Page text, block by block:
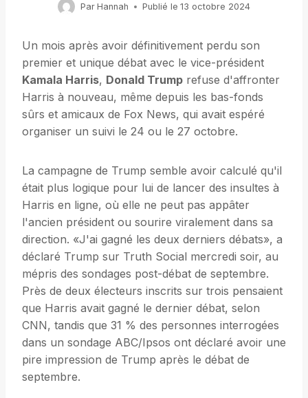
Par Hannah Publié le 13 octobre 2024
Un mois après avoir définitivement perdu son
premier et unique débat avec le vice-président
Kamala Harris, Donald Trump refuse d'affronter
Harris à nouveau, même depuis les bas-fonds
sûrs et amicaux de Fox News, qui avait espéré
organiser un suivi le 24 ou le 27 octobre.
La campagne de Trump semble avoir calculé qu'il
était plus logique pour lui de lancer des insultes à
Harris en ligne, où elle ne peut pas appâter
l'ancien président ou sourire viralement dans sa
direction. «J'ai gagné les deux derniers débats», a
déclaré Trump sur Truth Social mercredi soir, au
mépris des sondages post-débat de septembre.
Près de deux électeurs inscrits sur trois pensaient
que Harris avait gagné le dernier débat, selon
CNN, tandis que 31 % des personnes interrogées
dans un sondage ABC/Ipsos ont déclaré avoir une
pire impression de Trump après le débat de
septembre.